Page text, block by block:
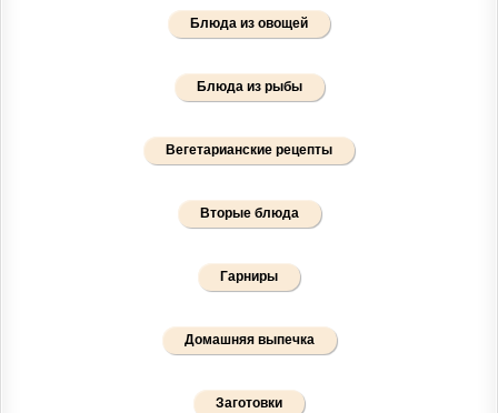
Блюда из овощей
Блюда из рыбы
Вегетарианские рецепты
Вторые блюда
Гарниры
Домашняя выпечка
Заготовки